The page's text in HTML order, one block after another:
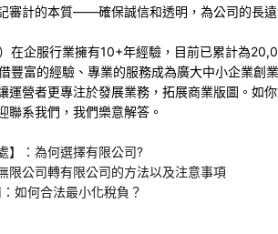
審計的本質——確保誠信和透明，為公司的長遠
在企服行業擁有10+年經驗，目前已累計為
豐富的經驗、專業的服務成為廣大中小企業創
運營者更專注於發展業務，拓展商業版圖。如
聯系我們，我們樂意解答。
】：為何選擇有限公司?
限公司轉有限公司的方法以及注意事項
如何合法最小化稅負？